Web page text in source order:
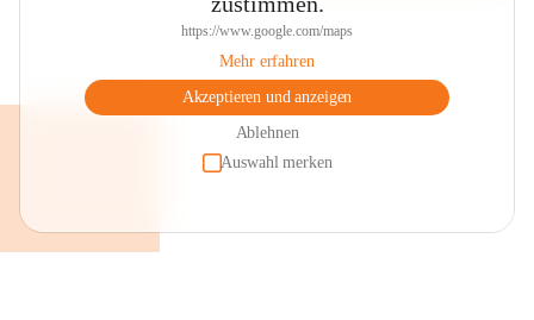
https://www.google.com/maps
Mehr erfahren
Akzeptieren und anzeigen
Ablehnen
Auswahl merken